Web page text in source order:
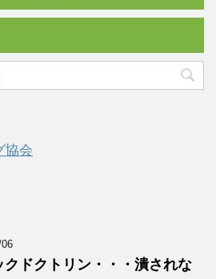
協会
クドクトリン・・・潰されな